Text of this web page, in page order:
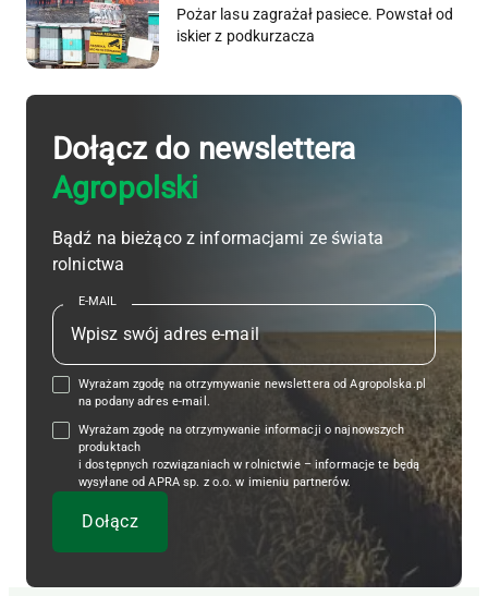
Pożar lasu zagrażał pasiece. Powstał od
iskier z podkurzacza
Dołącz do newslettera
Agropolski
Bądź na bieżąco z informacjami ze świata
rolnictwa
E-MAIL
Wyrażam zgodę na otrzymywanie newslettera od Agropolska.pl
na podany adres e-mail.
Wyrażam zgodę na otrzymywanie informacji o najnowszych
produktach
i dostępnych rozwiązaniach w rolnictwie – informacje te będą
wysyłane od APRA sp. z o.o. w imieniu partnerów.